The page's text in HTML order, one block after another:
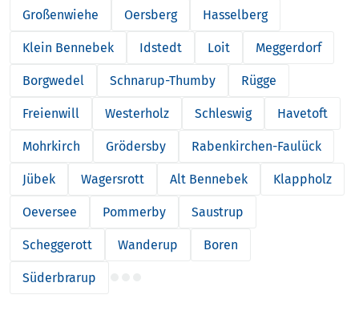
Großenwiehe Oersberg Hasselberg
Klein Bennebek Idstedt Loit Meggerdorf
Borgwedel Schnarup-Thumby Rügge
Freienwill Westerholz Schleswig Havetoft
Mohrkirch Grödersby Rabenkirchen-Faulück
Jübek Wagersrott Alt Bennebek Klappholz
Oeversee Pommerby Saustrup
Scheggerott Wanderup Boren
Süderbrarup